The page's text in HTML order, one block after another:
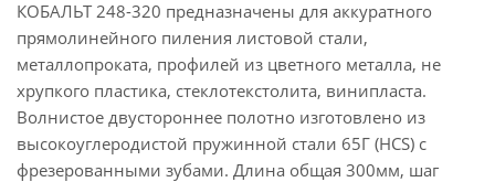
КОБАЛЬТ 248-320 предназначены для аккуратного
прямолинейного пиления листовой стали,
металлопроката, профилей из цветного металла, не
хрупкого пластика, стеклотекстолита, винипласта.
Волнистое двустороннее полотно изготовлено из
высокоуглеродистой пружинной стали 65Г (HCS) с
фрезерованными зубами. Длина общая 300мм, шаг